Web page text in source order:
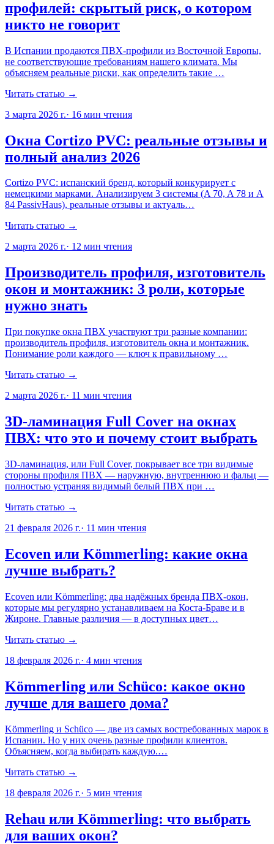
профилей: скрытый риск, о котором
никто не говорит
В Испании продаются ПВХ-профили из Восточной Европы,
не соответствующие требованиям нашего климата. Мы
объясняем реальные риски, как определить такие …
Читать статью →
3 марта 2026 г.· 16 мин чтения
Окна Cortizo PVC: реальные отзывы и
полный анализ 2026
Cortizo PVC: испанский бренд, который конкурирует с
немецкими марками. Анализируем 3 системы (A 70, A 78 и A
84 PassivHaus), реальные отзывы и актуаль…
Читать статью →
2 марта 2026 г.· 12 мин чтения
Производитель профиля, изготовитель
окон и монтажник: 3 роли, которые
нужно знать
При покупке окна ПВХ участвуют три разные компании:
производитель профиля, изготовитель окна и монтажник.
Понимание роли каждого — ключ к правильному …
Читать статью →
2 марта 2026 г.· 11 мин чтения
3D-ламинация Full Cover на окнах
ПВХ: что это и почему стоит выбрать
3D-ламинация, или Full Cover, покрывает все три видимые
стороны профиля ПВХ — наружную, внутреннюю и фальц —
полностью устраняя видимый белый ПВХ при …
Читать статью →
21 февраля 2026 г.· 11 мин чтения
Ecoven или Kömmerling: какие окна
лучше выбрать?
Ecoven или Kömmerling: два надёжных бренда ПВХ-окон,
которые мы регулярно устанавливаем на Коста-Браве и в
Жироне. Главные различия — в доступных цвет…
Читать статью →
18 февраля 2026 г.· 4 мин чтения
Kömmerling или Schüco: какое окно
лучше для вашего дома?
Kömmerling и Schüco — две из самых востребованных марок в
Испании. Но у них очень разные профили клиентов.
Объясняем, когда выбирать каждую.…
Читать статью →
18 февраля 2026 г.· 5 мин чтения
Rehau или Kömmerling: что выбрать
для ваших окон?